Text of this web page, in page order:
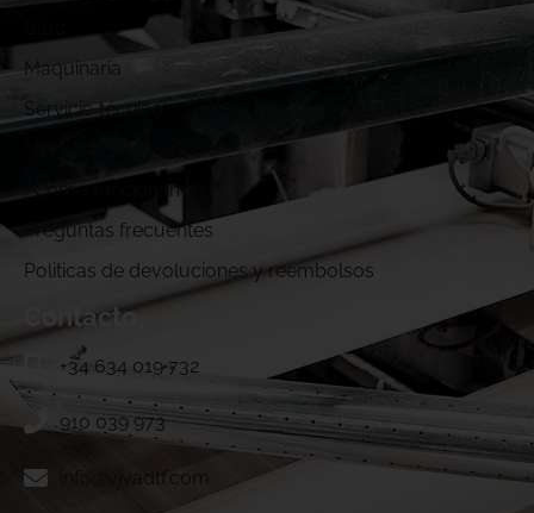
Maquinaria
Servicio técnico
¿Cómo funcionamos?
Preguntas frecuentes
Politicas de devoluciones y reembolsos
Contacto
+34 634 019 732
910 039 973
info@vivadtf.com